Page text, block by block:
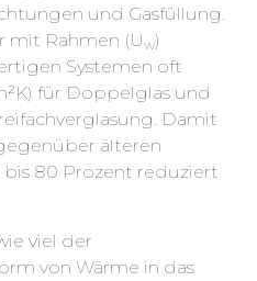
und Gasfüllung.
mit Rahmen (Uw)
Systemen oft
für Doppelglas und
Damit
älteren
bis 80 Prozent reduziert
viel der
von Wärme in das